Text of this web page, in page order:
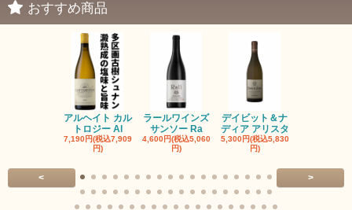
おすすめ商品
アルヘイト カル
トロジー Al
7,190円(税込7,909
円)
ラールワインズ
サンソー Ra
4,600円(税込5,060
円)
デイビット＆ナ
ディア アリスタ
5,300円(税込5,830
円)
< >